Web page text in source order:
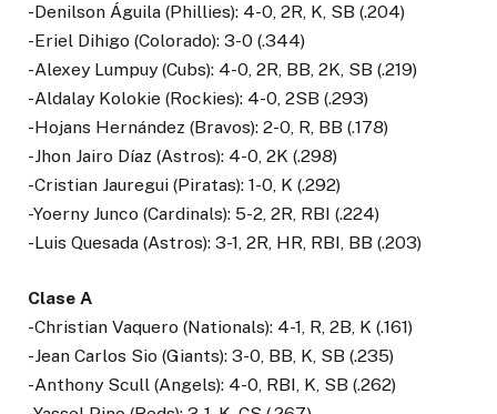
-Denilson Águila (Phillies): 4-0, 2R, K, SB (.204)
-Eriel Dihigo (Colorado): 3-0 (.344)
-Alexey Lumpuy (Cubs): 4-0, 2R, BB, 2K, SB (.219)
-Aldalay Kolokie (Rockies): 4-0, 2SB (.293)
-Hojans Hernández (Bravos): 2-0, R, BB (.178)
-Jhon Jairo Díaz (Astros): 4-0, 2K (.298)
-Cristian Jauregui (Piratas): 1-0, K (.292)
-Yoerny Junco (Cardinals): 5-2, 2R, RBI (.224)
-Luis Quesada (Astros): 3-1, 2R, HR, RBI, BB (.203)
Clase A
-Christian Vaquero (Nationals): 4-1, R, 2B, K (.161)
-Jean Carlos Sio (Giants): 3-0, BB, K, SB (.235)
-Anthony Scull (Angels): 4-0, RBI, K, SB (.262)